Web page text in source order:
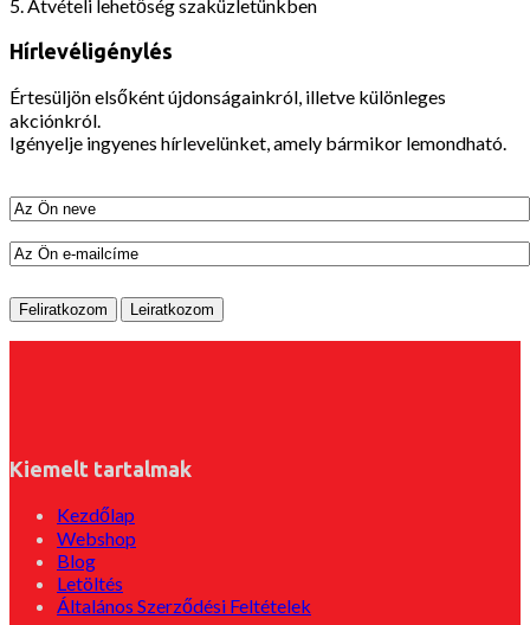
5. Átvételi lehetőség szaküzletünkben
Hírlevéligénylés
Értesüljön elsőként újdonságainkról, illetve különleges
akciónkról.
Igényelje ingyenes hírlevelünket, amely bármikor lemondható.
Kiemelt tartalmak
Kezdőlap
Webshop
Blog
Letöltés
Általános Szerződési Feltételek